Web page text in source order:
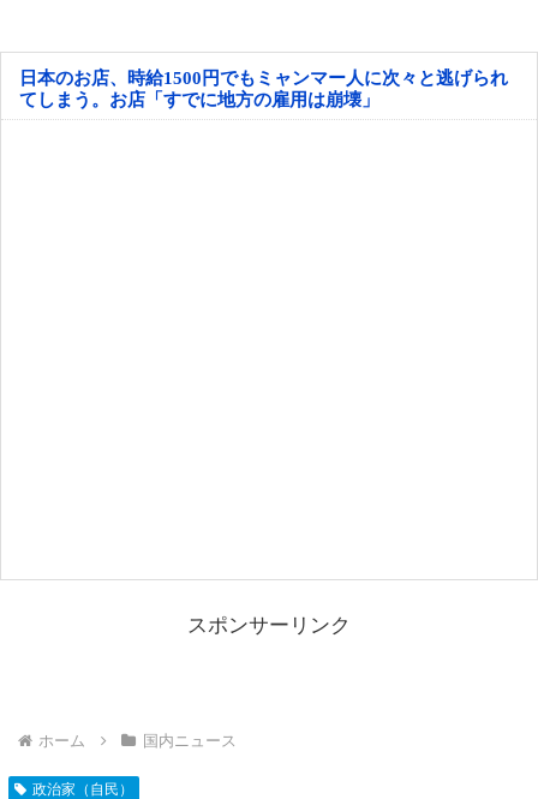
日本のお店、時給1500円でもミャンマー人に次々と逃げられ
てしまう。お店「すでに地方の雇用は崩壊」
スポンサーリンク
ホーム 国内ニュース
政治家（自民）